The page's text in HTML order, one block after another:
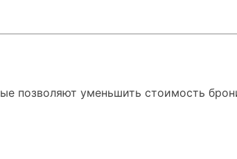
позволяют уменьшить стоимость